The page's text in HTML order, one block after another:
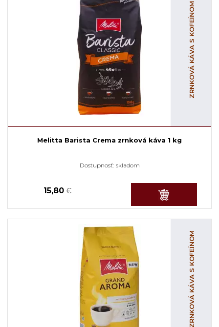
ZRNKOVÁ KÁVA S KOFEÍNOM
Melitta Barista Crema zrnková káva 1 kg
Dostupnosť: skladom
15,80 €
ZRNKOVÁ KÁVA S KOFEÍNOM